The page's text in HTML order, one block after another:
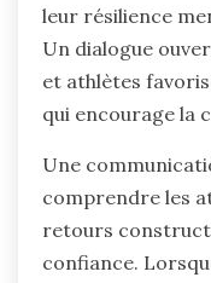
leur résilience
Un dialogue
et athlètes
qui encourage la
Une
comprendre les
retours
confiance.